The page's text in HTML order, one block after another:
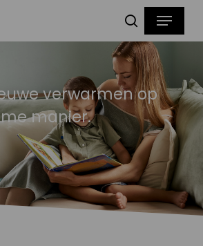
zoeken
Menu
verwarmen op
manier.